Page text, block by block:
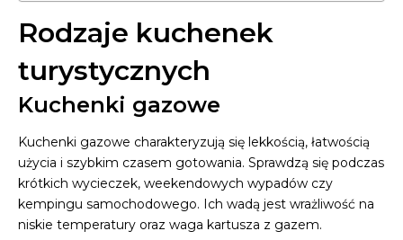
Rodzaje kuchenek
turystycznych
Kuchenki gazowe
Kuchenki gazowe charakteryzują się lekkością, łatwością
użycia i szybkim czasem gotowania. Sprawdzą się podczas
krótkich wycieczek, weekendowych wypadów czy
kempingu samochodowego. Ich wadą jest wrażliwość na
niskie temperatury oraz waga kartusza z gazem.